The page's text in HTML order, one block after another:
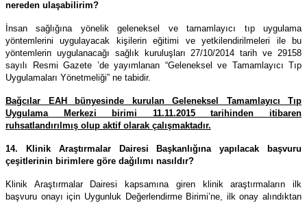
nereden ulaşabilirim?
İnsan sağlığına yönelik geleneksel ve tamamlayıcı tıp uygulama
yöntemlerini uygulayacak kişilerin eğitimi ve yetkilendirilmeleri ile bu
yöntemlerin uygulanacağı sağlık kuruluşları 27/10/2014 tarih ve 29158
sayılı Resmi Gazete ’de yayımlanan “Geleneksel ve Tamamlayıcı Tıp
Uygulamaları Yönetmeliği” ne tabidir.
Bağcılar EAH bünyesinde kurulan Geleneksel Tamamlayıcı Tıp
Uygulama Merkezi birimi 11.11.2015 tarihinden itibaren
ruhsatlandırılmış olup aktif olarak çalışmaktadır.
14. Klinik Araştırmalar Dairesi Başkanlığına yapılacak başvuru
çeşitlerinin birimlere göre dağılımı nasıldır?
Klinik Araştırmalar Dairesi kapsamına giren klinik araştırmaların ilk
başvuru onayı için Uygunluk Değerlendirme Birimi’ne, ilk onay alındıktan